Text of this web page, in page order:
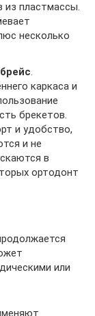
из пластмассы.
несколько
.
каркаса и
брекетов.
и удобство,
и не
в
ортодонт
или